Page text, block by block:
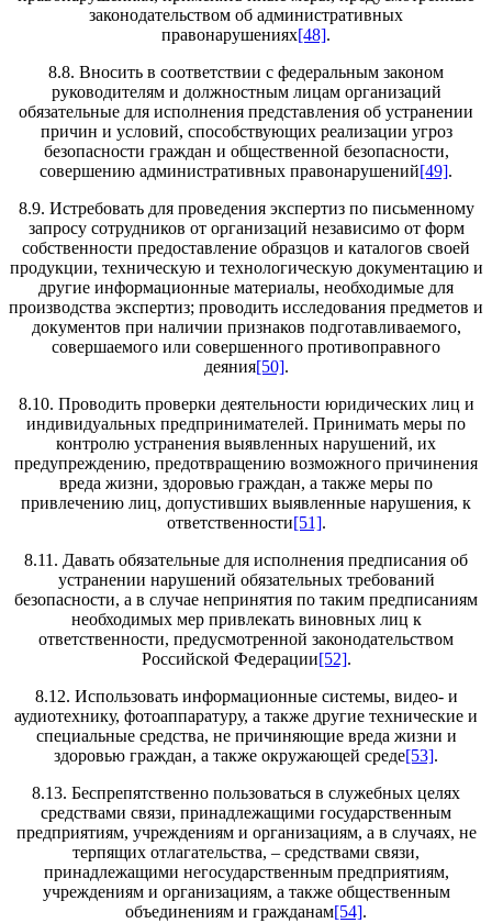
законодательством об административных
правонарушениях[48].
8.8. Вносить в соответствии с федеральным законом
руководителям и должностным лицам организаций
обязательные для исполнения представления об устранении
причин и условий, способствующих реализации угроз
безопасности граждан и общественной безопасности,
совершению административных правонарушений[49].
8.9. Истребовать для проведения экспертиз по письменному
запросу сотрудников от организаций независимо от форм
собственности предоставление образцов и каталогов своей
продукции, техническую и технологическую документацию и
другие информационные материалы, необходимые для
производства экспертиз; проводить исследования предметов и
документов при наличии признаков подготавливаемого,
совершаемого или совершенного противоправного
деяния[50].
8.10. Проводить проверки деятельности юридических лиц и
индивидуальных предпринимателей. Принимать меры по
контролю устранения выявленных нарушений, их
предупреждению, предотвращению возможного причинения
вреда жизни, здоровью граждан, а также меры по
привлечению лиц, допустивших выявленные нарушения, к
ответственности[51].
8.11. Давать обязательные для исполнения предписания об
устранении нарушений обязательных требований
безопасности, а в случае непринятия по таким предписаниям
необходимых мер привлекать виновных лиц к
ответственности, предусмотренной законодательством
Российской Федерации[52].
8.12. Использовать информационные системы, видео- и
аудиотехнику, фотоаппаратуру, а также другие технические и
специальные средства, не причиняющие вреда жизни и
здоровью граждан, а также окружающей среде[53].
8.13. Беспрепятственно пользоваться в служебных целях
средствами связи, принадлежащими государственным
предприятиям, учреждениям и организациям, а в случаях, не
терпящих отлагательства, – средствами связи,
принадлежащими негосударственным предприятиям,
учреждениям и организациям, а также общественным
объединениям и гражданам[54].